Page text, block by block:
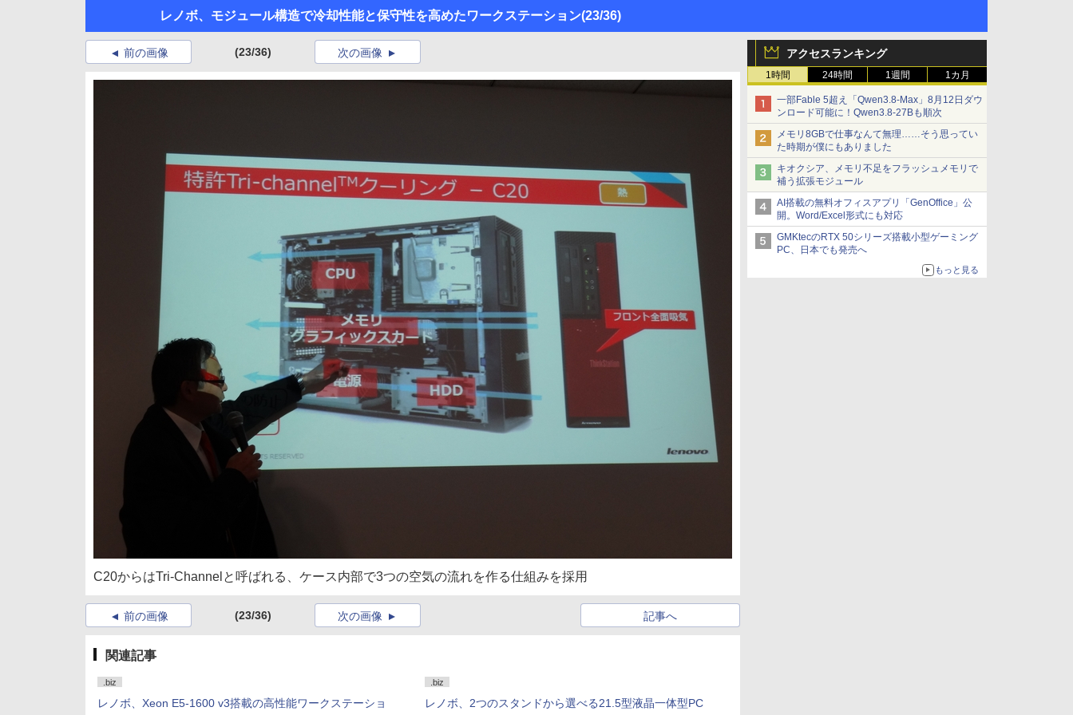
レノボ、モジュール構造で冷却性能と保守性を高めたワークステーション(23/36)
アクセスランキング
1時間 24時間 1週間 1カ月
一部Fable 5超え「Qwen3.8-Max」8月12日ダウ
ンロード可能に！Qwen3.8-27Bも順次
メモリ8GBで仕事なんて無理……そう思ってい
た時期が僕にもありました
キオクシア、メモリ不足をフラッシュメモリで
補う拡張モジュール
AI搭載の無料オフィスアプリ「GenOffice」公
開。Word/Excel形式にも対応
GMKtecのRTX 50シリーズ搭載小型ゲーミング
PC、日本でも発売へ
もっと見る
前の画像 (23/36) 次の画像
C20からはTri-Channelと呼ばれる、ケース内部で3つの空気の流れを作る仕組みを採用
前の画像 (23/36) 記事へ
次の画像
関連記事
.biz
レノボ、Xeon E5-1600 v3搭載の高性能ワークステーショ
.biz
レノボ、2つのスタンドから選べる21.5型液晶一体型PC